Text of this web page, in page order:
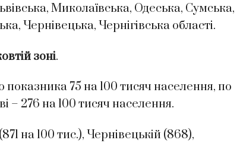
Миколаївська, Одеська, Сумська,
Чернівецька, Чернігівська області.
зоні.
показника 75 на 100 тисяч населення, по
– 276 на 100 тисяч населення.
на 100 тис.), Чернівецькій (868),